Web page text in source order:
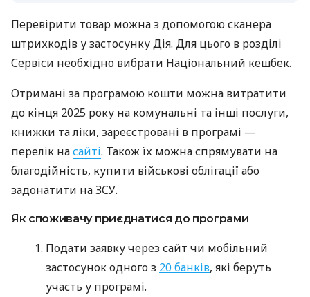
Перевірити товар можна з допомогою сканера
штрихкодів у застосунку Дія. Для цього в розділі
Сервіси необхідно вибрати Національний кешбек.
Отримані за програмою кошти можна витратити
до кінця 2025 року на комунальні та інші послуги,
книжки та ліки, зареєстровані в програмі —
перелік насайті. Також їх можна спрямувати на
благодійність, купити військові облігації або
задонатити на ЗСУ.
Як споживачу приєднатися до програми
Подати заявку через сайт чи мобільний
застосунок одного з 20 банків, які беруть
участь у програмі.